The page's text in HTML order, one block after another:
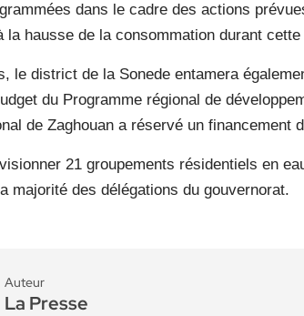
dans le cadre des actions
la hausse de la consommation durant cette
le district de la Sonede entamera
du Programme régional de
de Zaghouan a réservé un financement
21 groupements résidentiels en
majorité des délégations du gouvernorat.
Auteur
La Presse